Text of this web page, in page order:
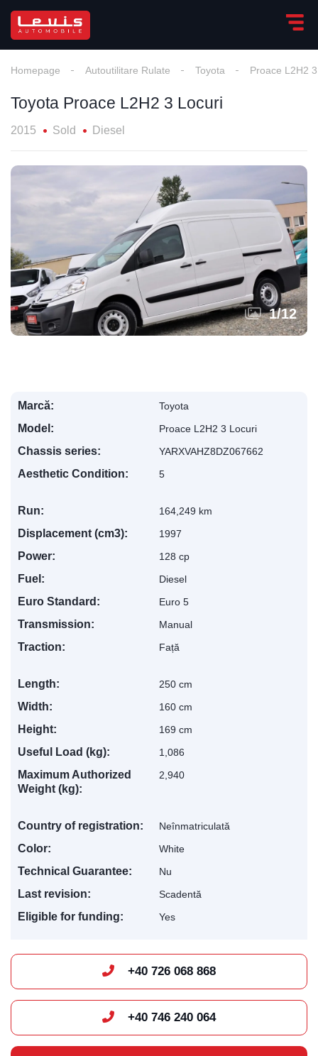
Homepage Autoutilitare Rulate Toyota Proace L2H2
Toyota Proace L2H2 3 Locuri
2015 Sold Diesel
1/12
Marcă: Toyota
Model: Proace L2H2 3 Locuri
Chassis series: YARXVAHZ8DZ067662
Aesthetic Condition: 5
Run: 164,249 km
Displacement (cm3): 1997
Power: 128 cp
Fuel: Diesel
Euro Standard: Euro 5
Transmission: Manual
Traction: Față
Length: 250 cm
Width: 160 cm
Height: 169 cm
Useful Load (kg): 1,086
Maximum Authorized
Weight (kg):
2,940
Country of registration: Neînmatriculată
Color: White
Technical Guarantee: Nu
Last revision: Scadentă
Eligible for funding: Yes
+40 726 068 868
+40 746 240 064
Levis